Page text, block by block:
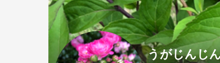
うがじんじ